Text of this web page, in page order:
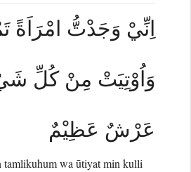
اِنِّيْ وَجَدْتُّ امْرَاَةً
وَاُوْتِيَتْ مِنْ كُلِّ
عَرْشٌ عَظِيْمٌ
tamlikuhum wa ūtiyat min kulli